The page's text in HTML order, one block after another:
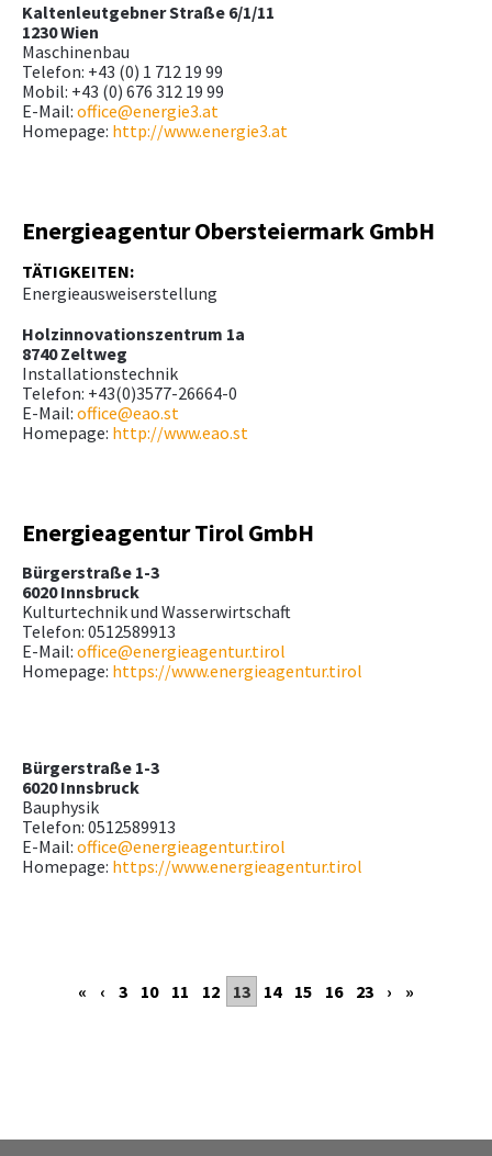
Kaltenleutgebner Straße 6/1/11
1230 Wien
Maschinenbau
Telefon: +43 (0) 1 712 19 99
Mobil: +43 (0) 676 312 19 99
E-Mail: office@energie3.at
Homepage: http://www.energie3.at
Energieagentur Obersteiermark GmbH
TÄTIGKEITEN:
Energieausweiserstellung
Holzinnovationszentrum 1a
8740 Zeltweg
Installationstechnik
Telefon: +43(0)3577-26664-0
E-Mail: office@eao.st
Homepage: http://www.eao.st
Energieagentur Tirol GmbH
Bürgerstraße 1-3
6020 Innsbruck
Kulturtechnik und Wasserwirtschaft
Telefon: 0512589913
E-Mail: office@energieagentur.tirol
Homepage: https://www.energieagentur.tirol
Bürgerstraße 1-3
6020 Innsbruck
Bauphysik
Telefon: 0512589913
E-Mail: office@energieagentur.tirol
Homepage: https://www.energieagentur.tirol
« ‹ 3 10 11 12 13 14 15 16 23 › »